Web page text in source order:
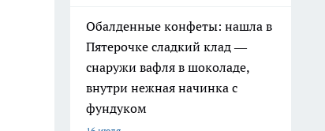
Обалденные конфеты: нашла в
Пятерочке сладкий клад —
снаружи вафля в шоколаде,
внутри нежная начинка с
фундуком